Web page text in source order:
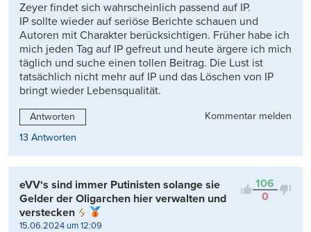
Zeyer findet sich wahrscheinlich passend auf IP.
IP sollte wieder auf seriöse Berichte schauen und
Autoren mit Charakter berücksichtigen. Früher habe ich
mich jeden Tag auf IP gefreut und heute ärgere ich mich
täglich und suche einen tollen Beitrag. Die Lust ist
tatsächlich nicht mehr auf IP und das Löschen von IP
bringt wieder Lebensqualität.
Antworten
Kommentar melden
13 Antworten
106
0
eVV‘s sind immer Putinisten solange sie
Gelder der Oligarchen hier verwalten und
verstecken
15.06.2024 um 12:09